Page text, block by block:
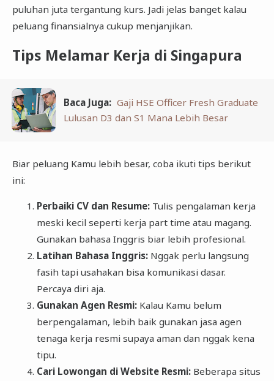
puluhan juta tergantung kurs. Jadi jelas banget kalau
peluang finansialnya cukup menjanjikan.
Tips Melamar Kerja di Singapura
Baca Juga: Gaji HSE Officer Fresh Graduate
Lulusan D3 dan S1 Mana Lebih Besar
Biar peluang Kamu lebih besar, coba ikuti tips berikut
ini:
Perbaiki CV dan Resume:Tulis pengalaman kerja
meski kecil seperti kerja part time atau magang.
Gunakan bahasa Inggris biar lebih profesional.
Latihan Bahasa Inggris:Nggak perlu langsung
fasih tapi usahakan bisa komunikasi dasar.
Percaya diri aja.
Gunakan Agen Resmi:Kalau Kamu belum
berpengalaman, lebih baik gunakan jasa agen
tenaga kerja resmi supaya aman dan nggak kena
tipu.
Cari Lowongan di Website Resmi:Beberapa situs